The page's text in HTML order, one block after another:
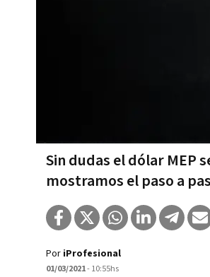
Sin dudas el dólar MEP
mostramos el paso a
Por iProfesional
01/03/2021- 10:55hs